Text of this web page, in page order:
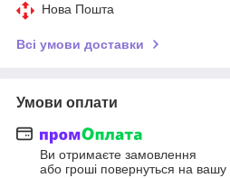
Нова Пошта
Всі умови доставки
Умови оплати
Ви отримаєте замовлення
або гроші повернуться на вашу